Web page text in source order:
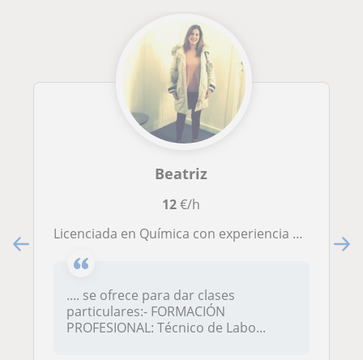
Beatriz
12€/h
Licenciada en Química con experiencia y buenos resultados
.... se ofrece para dar clases
particulares:- FORMACIÓN
PROFESIONAL: Técnico de Labo...